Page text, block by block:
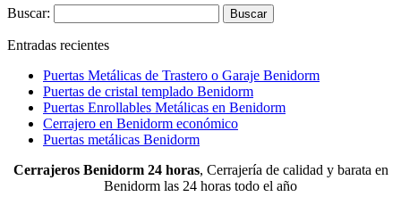
Buscar:
Entradas recientes
Puertas Metálicas de Trastero o Garaje Benidorm
Puertas de cristal templado Benidorm
Puertas Enrollables Metálicas en Benidorm
Cerrajero en Benidorm económico
Puertas metálicas Benidorm
Cerrajeros Benidorm 24 horas, Cerrajería de calidad y barata en
Benidorm las 24 horas todo el año